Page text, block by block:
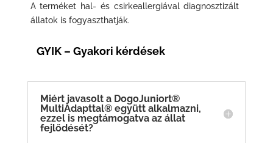
A terméket hal- és csirkeallergiával diagnosztizált
állatok is fogyaszthatják.
GYIK – Gyakori kérdések
Miért javasolt a DogoJuniort®
MultiAdapttal® együtt alkalmazni,
ezzel is megtámogatva az állat
fejlődését?